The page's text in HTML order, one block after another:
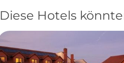
Diese Hotels